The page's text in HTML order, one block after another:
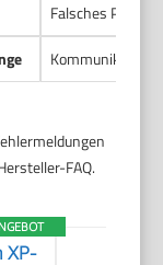
Falsches
FAQ.
XP-